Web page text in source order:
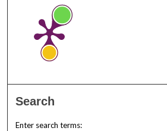
Search
Enter search terms: